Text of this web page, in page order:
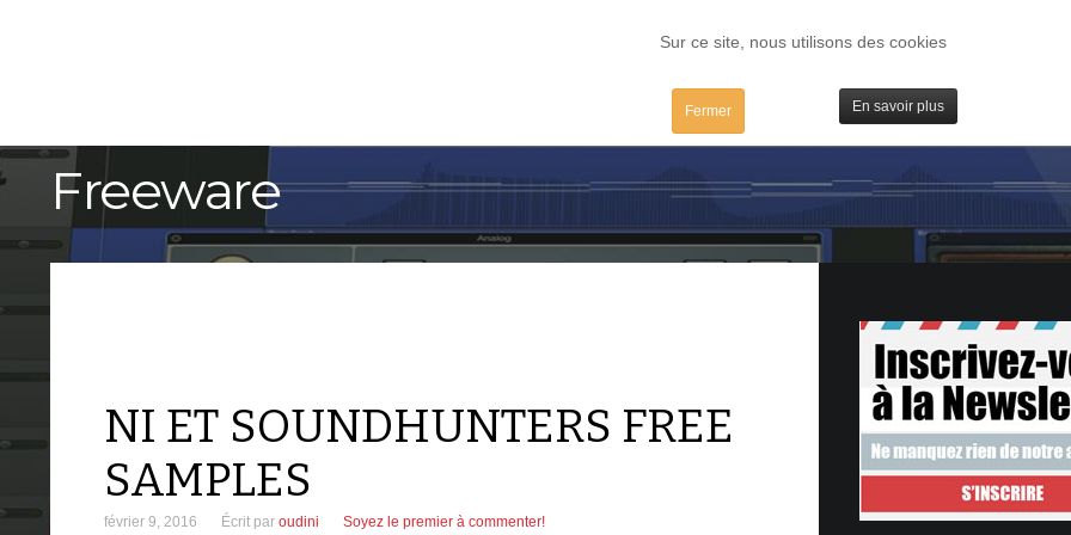
Sur ce site, nous utilisons des cookies
Fermer En savoir plus
TESTS IBIDULES / MAC PLUGS / IV
Freeware
NI ET SOUNDHUNTERS FREE
SAMPLES
février 9, 2016 Écrit par oudini Soyez le premier à commenter!